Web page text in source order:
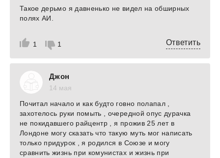
1 1
Такое дерьмо я давненько не видел на обширных
полях АИ.
Ответить
Джон
14 мая
Почитал начало и как будто говно полапал ,
захотелось руки помыть , очередной опус дурачка
не покидавшего райцентр , я прожив 25 лет в
Лондоне могу сказать что такую муть мог написать
только придурок , я родился в Союзе и могу
сравнить жизнь при комунистах и жизнь при